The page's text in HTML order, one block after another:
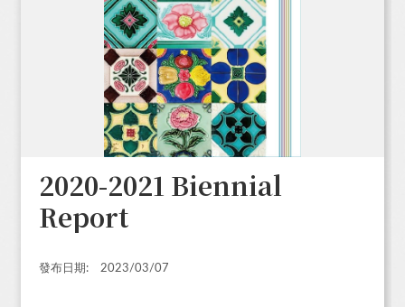
2020-2021 Biennial
Report
發布日期: 2023/03/07